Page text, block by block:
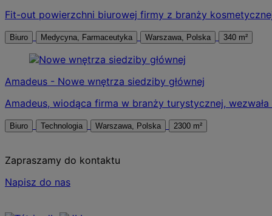
Fit-out powierzchni biurowej firmy z branży
Biuro Medycyna, Farmaceutyka Warszawa, Polska 340 m²
Amadeus - Nowe wnętrza siedziby głównej
Amadeus, wiodąca firma w branży turystycznej,
Biuro Technologia Warszawa, Polska 2300 m²
Zapraszamy do kontaktu
Napisz do nas